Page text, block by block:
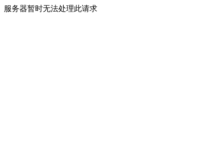
服务器暂时无法处理此请求